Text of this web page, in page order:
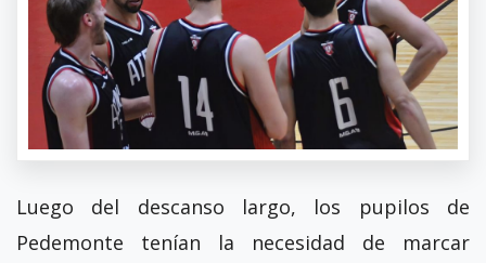
Luego del descanso largo, los pupilos de
Pedemonte tenían la necesidad de marcar